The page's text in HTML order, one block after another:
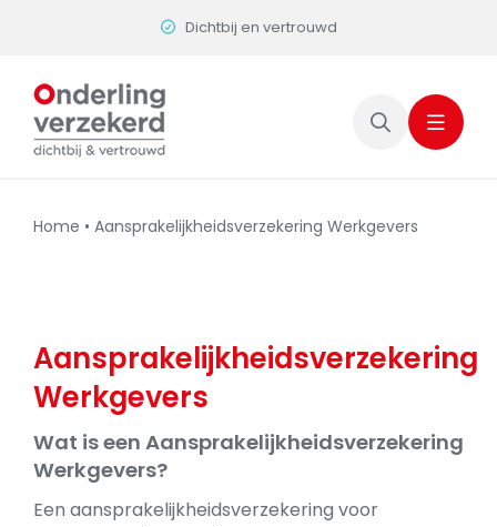
Dichtbij en vertrouwd
Home • Aansprakelijkheidsverzekering Werkgevers
Aansprakelijkheidsverzekering
Werkgevers
Wat is een Aansprakelijkheidsverzekering
Werkgevers?
Een aansprakelijkheidsverzekering voor